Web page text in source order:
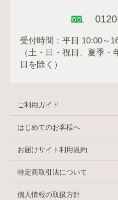
受付時間：平日 10:00～
（土・日・祝日、夏季
日を除く）
ご利用ガイド
はじめてのお客様へ
お届けサイト利用規約
特定商取引法について
個人情報の取扱方針